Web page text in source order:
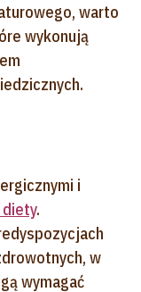
warto
wykonują
i
.
w
wymagać